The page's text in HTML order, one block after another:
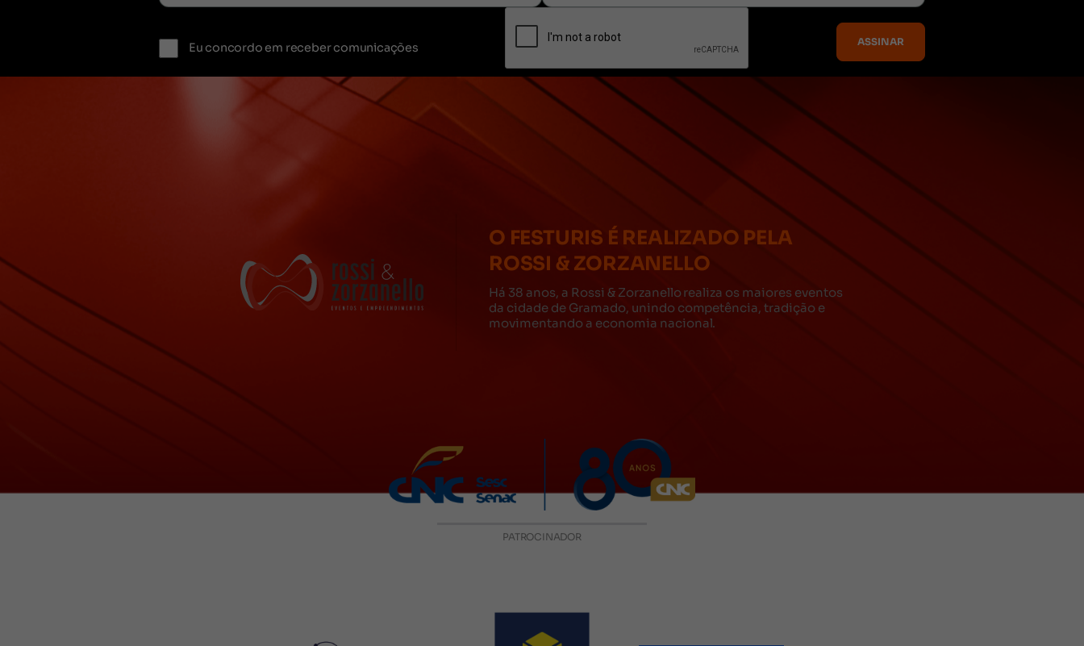
Eu concordo em receber comunicações
O FESTURIS É REALIZADO PELA
ROSSI & ZORZANELLO
Há 38 anos, a Rossi & Zorzanello realiza os maiores eventos
da cidade de Gramado, unindo competência, tradição e
movimentando a economia nacional.
PATROCINADOR